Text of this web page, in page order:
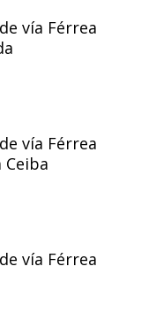
vía Férrea
vía Férrea
Ceiba
vía Férrea